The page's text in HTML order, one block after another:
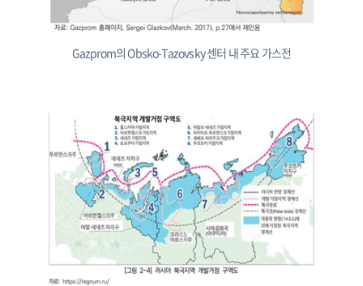
Gazprom의 Obsko-Tazovsky 센터 내 주요 가스전